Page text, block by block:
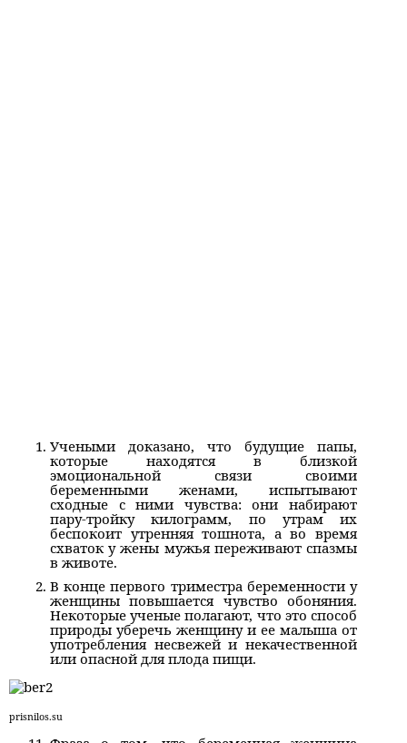
Учеными доказано, что будущие папы,
которые находятся в близкой
эмоциональной связи своими
беременными женами, испытывают
сходные с ними чувства: они набирают
пару-тройку килограмм, по утрам их
беспокоит утренняя тошнота, а во время
схваток у жены мужья переживают спазмы
в животе.
В конце первого триместра беременности у
женщины повышается чувство обоняния.
Некоторые ученые полагают, что это способ
природы уберечь женщину и ее малыша от
употребления несвежей и некачественной
или опасной для плода пищи.
prisnilos.su